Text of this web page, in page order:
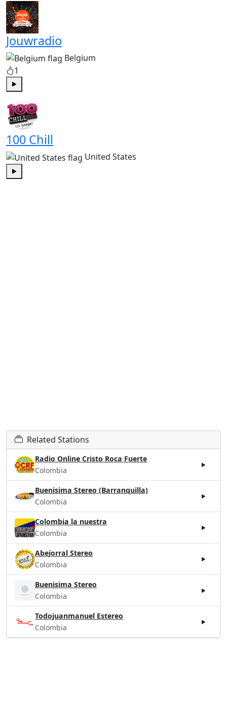
Jouwradio
Belgium
1
100 Chill
United States
Related Stations
Radio Online Cristo Roca Fuerte
Colombia
Buenisima Stereo (Barranquilla)
Colombia
Colombia la nuestra
Colombia
Abejorral Stereo
Colombia
Buenisima Stereo
Colombia
Todojuanmanuel Estereo
Colombia